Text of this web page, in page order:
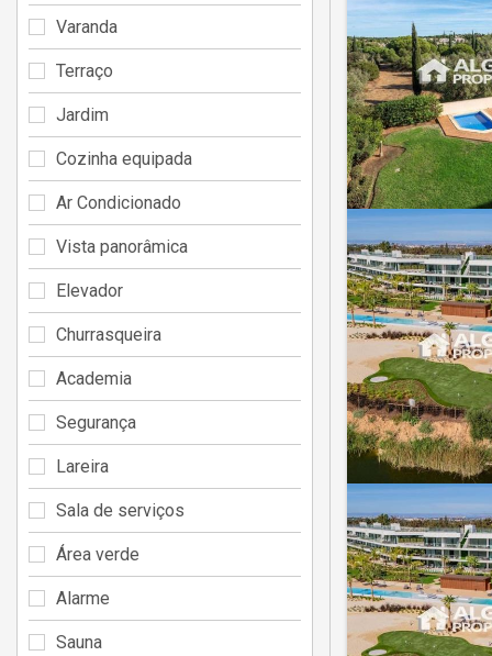
Varanda
Terraço
Jardim
Cozinha equipada
Ar Condicionado
Vista panorâmica
Elevador
Churrasqueira
Academia
Segurança
Lareira
Sala de serviços
Área verde
Alarme
Sauna